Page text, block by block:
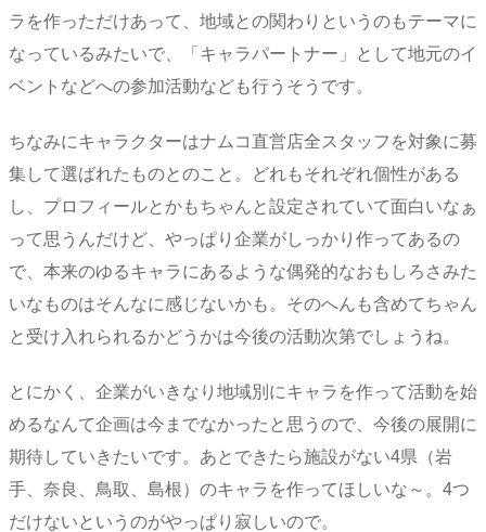
ラを作っただけあって、地域との関わりというのもテーマに
なっているみたいで、「キャラパートナー」として地元のイ
ベントなどへの参加活動なども行うそうです。
ちなみにキャラクターはナムコ直営店全スタッフを対象に募
集して選ばれたものとのこと。どれもそれぞれ個性がある
し、プロフィールとかもちゃんと設定されていて面白いなぁ
って思うんだけど、やっぱり企業がしっかり作ってあるの
で、本来のゆるキャラにあるような偶発的なおもしろさみた
いなものはそんなに感じないかも。そのへんも含めてちゃん
と受け入れられるかどうかは今後の活動次第でしょうね。
とにかく、企業がいきなり地域別にキャラを作って活動を始
めるなんて企画は今までなかったと思うので、今後の展開に
期待していきたいです。あとできたら施設がない4県（岩
手、奈良、鳥取、島根）のキャラを作ってほしいな～。4つ
だけないというのがやっぱり寂しいので。